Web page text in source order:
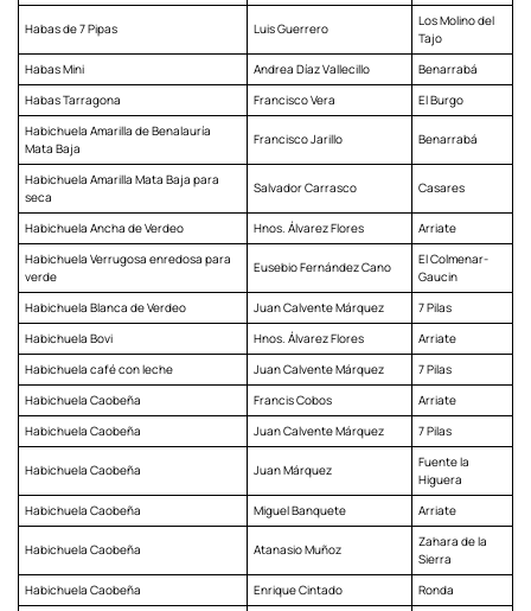
Habas de 7 Pipas Luis Guerrero
Los Molino del
Tajo
Habas Mini
Andrea Díaz Vallecillo
Benarrabá
Habas Tarragona
Francisco Vera
El Burgo
Habichuela Amarilla de Benalauría
Mata Baja
Francisco Jarillo Benarrabá
Habichuela Amarilla Mata Baja para
seca
Salvador Carrasco Casares
Habichuela Ancha de Verdeo Hnos. Álvarez Flores
Arriate
Habichuela Verrugosa enredosa para
verde
Eusebio Fernández Cano
El Colmenar-
Gaucin
Habichuela Blanca de Verdeo
Juan Calvente Márquez
7 Pilas
Habichuela Bovi
Hnos. Álvarez Flores
Arriate
Habichuela café con leche
Juan Calvente Márquez
7 Pilas
Habichuela Caobeña
Francis Cobos
Arriate
Habichuela Caobeña
Juan Calvente Márquez 7 Pilas
Habichuela Caobeña Juan Márquez
Fuente la
Higuera
Habichuela Caobeña
Miguel Banquete Arriate
Habichuela Caobeña Atanasio Muñoz
Zahara de la
Sierra
Habichuela Caobeña
Enrique Cintado Ronda